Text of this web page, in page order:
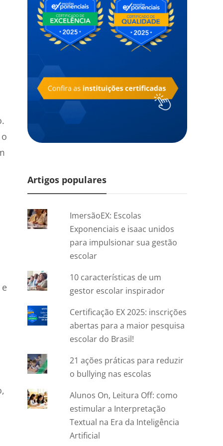
Artigos populares
ImersãoEX: Escolas
Exponenciais e isaac unidos
para impulsionar sua gestão
escolar
10 características de um
gestor escolar inspirador
Certificação EX 2025: inscrições
abertas para a maior pesquisa
escolar do Brasil!
21 ações práticas para reduzir
o bullying nas escolas
Alunos On, Leitura Off: como
estimular a Interpretação
Textual na Era da Inteligência
Artificial